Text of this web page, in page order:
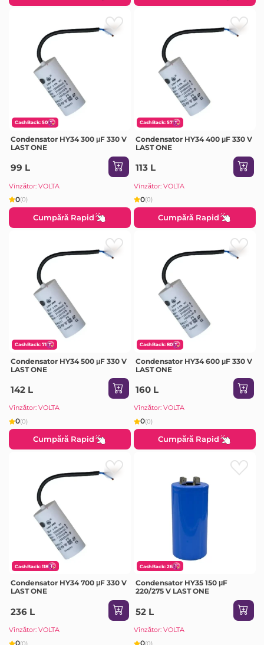
CashBack: 50
Condensator HY34 300 μF 330 V
LAST ONE
99 L
Vînzător: VOLTA
0(0)
Cumpără Rapid
CashBack: 57
Condensator HY34 400 μF 330 V
LAST ONE
113 L
Vînzător: VOLTA
0(0)
Cumpără Rapid
CashBack: 71
Condensator HY34 500 μF 330 V
LAST ONE
142 L
Vînzător: VOLTA
0(0)
Cumpără Rapid
CashBack: 80
Condensator HY34 600 μF 330 V
LAST ONE
160 L
Vînzător: VOLTA
0(0)
Cumpără Rapid
CashBack: 118
Condensator HY34 700 μF 330 V
LAST ONE
236 L
Vînzător: VOLTA
0(0)
CashBack: 26
Condensator HY35 150 μF
220/275 V LAST ONE
52 L
Vînzător: VOLTA
0(0)